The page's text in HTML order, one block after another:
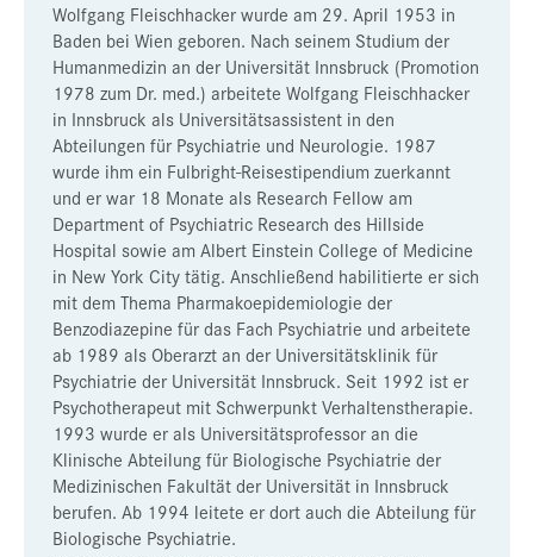
Wolfgang Fleischhacker wurde am 29. April 1953 in
Baden bei Wien geboren. Nach seinem Studium der
Humanmedizin an der Universität Innsbruck (Promotion
1978 zum Dr. med.) arbeitete Wolfgang Fleischhacker
in Innsbruck als Universitätsassistent in den
Abteilungen für Psychiatrie und Neurologie. 1987
wurde ihm ein Fulbright-Reisestipendium zuerkannt
und er war 18 Monate als Research Fellow am
Department of Psychiatric Research des Hillside
Hospital sowie am Albert Einstein College of Medicine
in New York City tätig. Anschließend habilitierte er sich
mit dem Thema Pharmakoepidemiologie der
Benzodiazepine für das Fach Psychiatrie und arbeitete
ab 1989 als Oberarzt an der Universitätsklinik für
Psychiatrie der Universität Innsbruck. Seit 1992 ist er
Psychotherapeut mit Schwerpunkt Verhaltenstherapie.
1993 wurde er als Universitätsprofessor an die
Klinische Abteilung für Biologische Psychiatrie der
Medizinischen Fakultät der Universität in Innsbruck
berufen. Ab 1994 leitete er dort auch die Abteilung für
Biologische Psychiatrie.